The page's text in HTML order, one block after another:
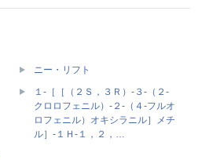
ニー・リフト
１‐［［（２Ｓ，３Ｒ）‐３‐（２‐
クロロフェニル）‐２‐（４‐フルオ
ロフェニル）オキシラニル］メチ
ル］‐１Ｈ‐１，２，…